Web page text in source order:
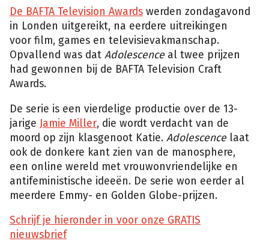
De BAFTA Television Awards werden zondagavond
in Londen uitgereikt, na eerdere uitreikingen
voor film, games en televisievakmanschap.
Opvallend was dat Adolescenceal twee prijzen
had gewonnen bij de BAFTA Television Craft
Awards.
De serie is een vierdelige productie over de 13-
jarige Jamie Miller, die wordt verdacht van de
moord op zijn klasgenoot Katie. Adolescencelaat
ook de donkere kant zien van de manosphere,
een online wereld met vrouwonvriendelijke en
antifeministische ideeën. De serie won eerder al
meerdere Emmy- en Golden Globe-prijzen.
Schrijf je hieronder in voor onze GRATIS
nieuwsbrief